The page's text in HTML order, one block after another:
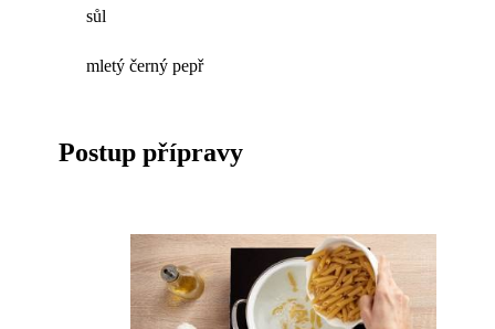
sůl
mletý černý pepř
Postup přípravy